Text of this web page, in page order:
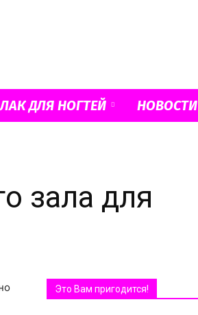
ЛАК ДЛЯ НОГТЕЙ НОВОСТИ
зала для
Это Вам пригодится!